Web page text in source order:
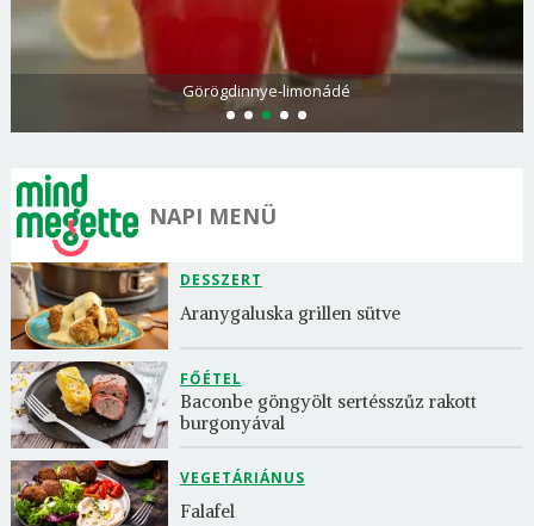
Görögdinnye-limonádé
NAPI MENÜ
DESSZERT
Aranygaluska grillen sütve
FŐÉTEL
Baconbe göngyölt sertésszűz rakott
burgonyával
VEGETÁRIÁNUS
Falafel